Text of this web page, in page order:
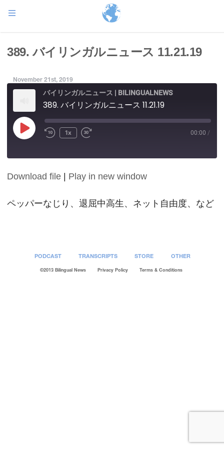
389. バイリンガルニュース 11.21.19
November 21st, 2019
バイリンガルニュース | BILINGUALNEWS
389. バイリンガルニュース 11.21.19
Play
Episode
1x 00:00 /
SHARE
LINK
Download file Play in new window
ペッパーなじり、退屈中高生、ネット自由度、など
PODCAST TRANSCRIPTS STORE OTHER
©2013 Bilingual News Privacy Policy Terms & Conditions